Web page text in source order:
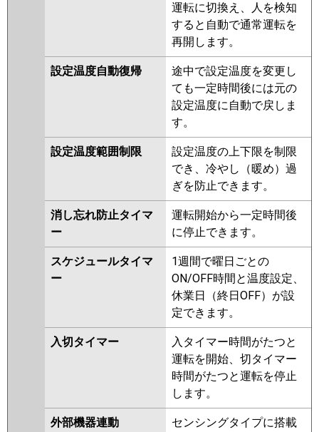
運転に切換え、人を検知
すると自動で通常運転を
再開します。
設定温度自動復帰
途中で設定温度を変更し
ても一定時間後には元の
設定温度に自動で戻しま
す。
設定温度範囲制限
設定温度の上下限を制限
でき、冷やし（暖め）過
ぎを防止できます。
消し忘れ防止タイマ
ー
運転開始から一定時間後
に停止できます。
スケジュールタイマ
ー
1週間で曜日ごとの
ON/OFF時間と温度設定、
休業日（終日OFF）が設
定できます。
入切タイマー
入タイマー時間がたつと
運転を開始、切タイマー
時間がたつと運転を停止
します。
外部機器連動
センシングタイプに搭載